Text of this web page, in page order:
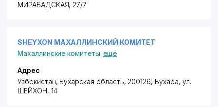
МИРАБАДСКАЯ, 27/7
SHEYXON МАХАЛЛИНСКИЙ КОМИТЕТ
Махаллинские комитеты ещё
Адрес
Узбекистан, Бухарская область, 200126, Бухара, ул.
ШЕЙХОН, 14